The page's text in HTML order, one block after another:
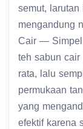
semut,
mengandung
Cair — Simpel
teh sabun
rata, lalu
permukaan
yang
efektif karena